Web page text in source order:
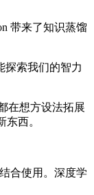
带来了知识蒸馏
索我们的智力
在想方设法拓展
西。
合使用。深度学